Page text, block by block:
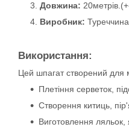
Довжина:
Виробник: Туреччина.
Використання:
Цей шпагат створений для
Плетіння серветок,
Створення китиць,
Виготовлення ляльок,